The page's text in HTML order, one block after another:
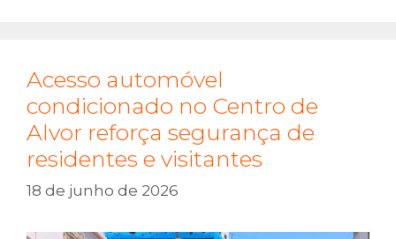
Acesso automóvel
condicionado no Centro de
Alvor reforça segurança de
residentes e visitantes
18 de junho de 2026